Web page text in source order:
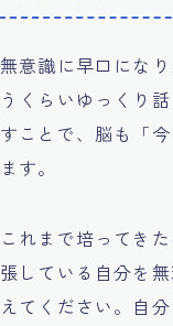
意識に早口にな
くらいゆっくり
ことで、脳も「
す。
れまで培ってき
している自分を
てください。自